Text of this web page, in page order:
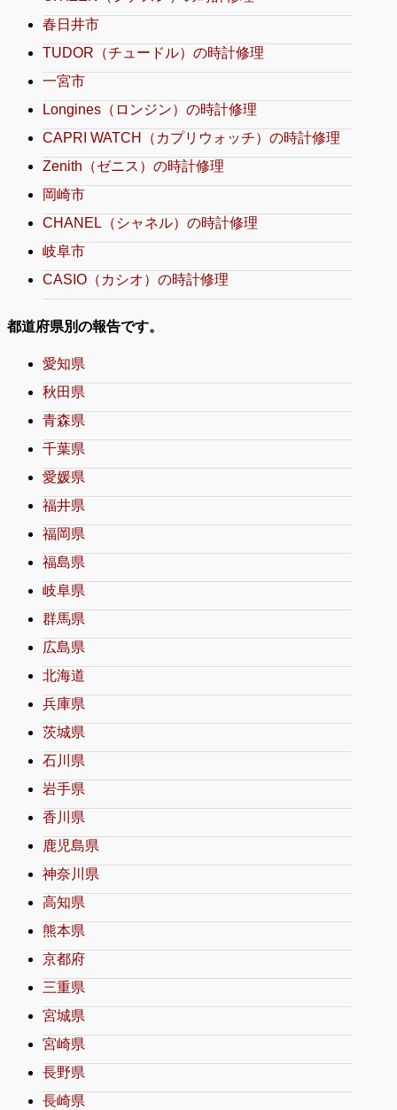
春日井市
TUDOR（チュードル）の時計修理
一宮市
Longines（ロンジン）の時計修理
CAPRI WATCH（カプリウォッチ）の時計修理
Zenith（ゼニス）の時計修理
岡崎市
CHANEL（シャネル）の時計修理
岐阜市
CASIO（カシオ）の時計修理
都道府県別の報告です。
愛知県
秋田県
青森県
千葉県
愛媛県
福井県
福岡県
福島県
岐阜県
群馬県
広島県
北海道
兵庫県
茨城県
石川県
岩手県
香川県
鹿児島県
神奈川県
高知県
熊本県
京都府
三重県
宮城県
宮崎県
長野県
長崎県